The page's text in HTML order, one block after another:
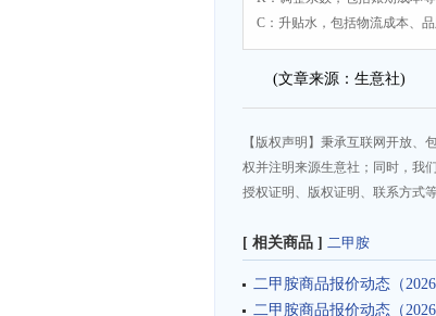
C：升贴水，包括物流成本、
(文章来源：生意社)
【版权声明】秉承互联网开放
权并注明来源生意社；同时，我
授权证明、版权证明、联系方式
[ 相关商品 ] 二甲胺
二甲胺商品报价动态（
二甲胺商品报价动态（